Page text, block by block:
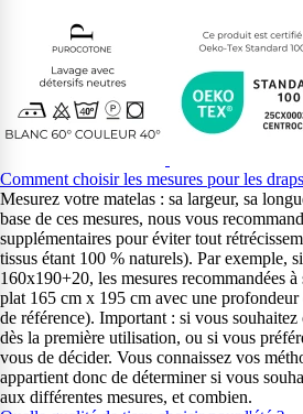
Comment choisir les mesures pour les
Mesurez votre matelas : sa largeur, sa
base de ces mesures, nous vous
supplémentaires pour éviter tout
tissus étant 100 % naturels). Par exemple,
160x190+20, les mesures recommandées
plat 165 cm x 195 cm avec une
de référence). Important : si vous
dès la première utilisation, ou si vous
vous de décider. Vous connaissez vos
appartient donc de déterminer si vous
aux différentes mesures, et combien.